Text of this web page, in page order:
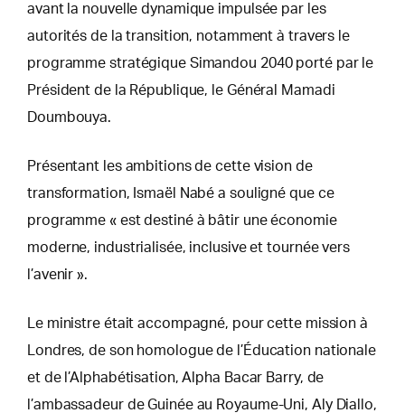
avant la nouvelle dynamique impulsée par les
autorités de la transition, notamment à travers le
programme stratégique Simandou 2040 porté par le
Président de la République, le Général Mamadi
Doumbouya.
Présentant les ambitions de cette vision de
transformation, Ismaël Nabé a souligné que ce
programme « est destiné à bâtir une économie
moderne, industrialisée, inclusive et tournée vers
l’avenir ».
Le ministre était accompagné, pour cette mission à
Londres, de son homologue de l’Éducation nationale
et de l’Alphabétisation, Alpha Bacar Barry, de
l’ambassadeur de Guinée au Royaume-Uni, Aly Diallo,